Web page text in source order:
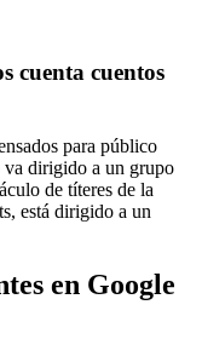
cuenta cuentos
para público
va dirigido a un grupo
de títeres de la
está dirigido a un
en Google